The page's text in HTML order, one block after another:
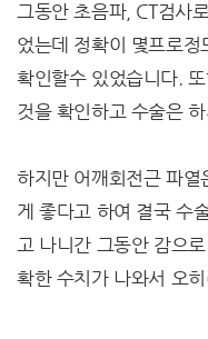
그동안 초음파, CT검사
었는데 정확이 몇프로정
확인할수 있었습니다.
것을 확인하고 수술은
하지만 어깨회전근 파
게 좋다고 하여 결국 수
고 나니간 그동안 감으
확한 수치가 나와서 오